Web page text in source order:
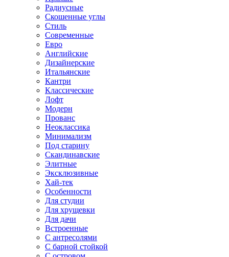
Радиусные
Скошенные углы
Стиль
Современные
Евро
Английские
Дизайнерские
Итальянские
Кантри
Классические
Лофт
Модерн
Прованс
Неоклассика
Минимализм
Под старину
Скандинавские
Элитные
Эксклюзивные
Хай-тек
Особенности
Для студии
Для хрущевки
Для дачи
Встроенные
С антресолями
С барной стойкой